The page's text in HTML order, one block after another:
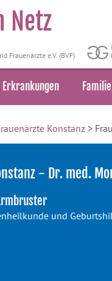
Netz
Frauenärzte e.V. (BVF)
Erkrankungen
Konstanz >
- Dr. med.
und